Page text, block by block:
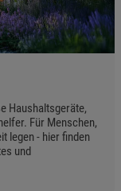
Haushaltsgeräte,
Für Menschen,
legen - hier finden
und